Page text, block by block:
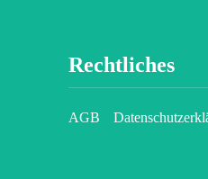
Rechtliches
AGB